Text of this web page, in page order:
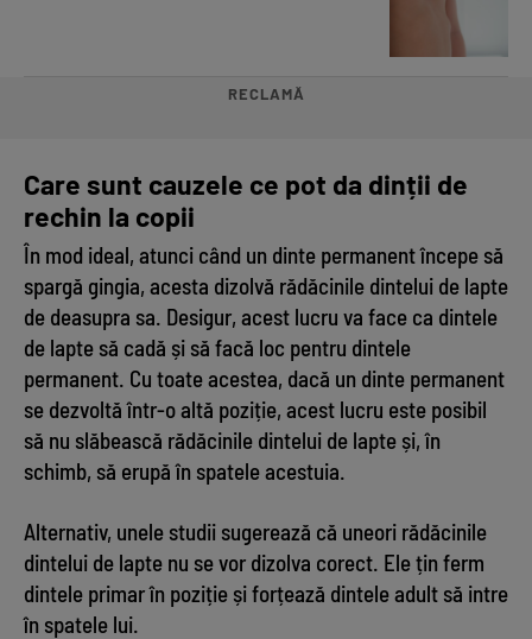
RECLAMĂ
Care sunt cauzele ce pot da dinții de
rechin la copii
În mod ideal, atunci când un dinte permanent începe să
spargă gingia, acesta dizolvă rădăcinile dintelui de lapte
de deasupra sa. Desigur, acest lucru va face ca dintele
de lapte să cadă și să facă loc pentru dintele
permanent. Cu toate acestea, dacă un dinte permanent
se dezvoltă într-o altă poziție, acest lucru este posibil
să nu slăbească rădăcinile dintelui de lapte și, în
schimb, să erupă în spatele acestuia.
Alternativ, unele studii sugerează că uneori rădăcinile
dintelui de lapte nu se vor dizolva corect. Ele țin ferm
dintele primar în poziție și forțează dintele adult să intre
în spatele lui.